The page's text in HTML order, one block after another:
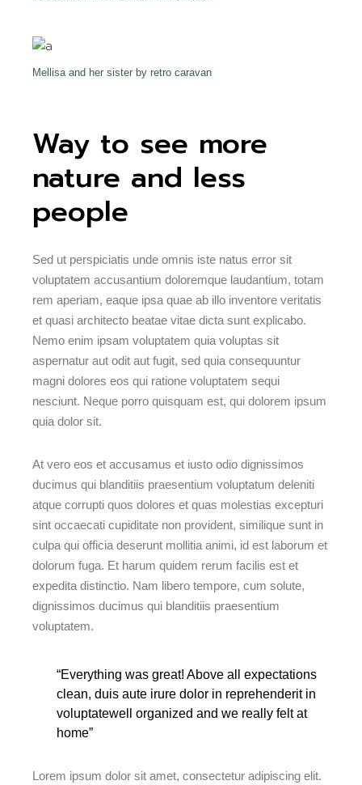
Mellisa and her sister by retro caravan
Way to see more
nature and less
people
Sed ut perspiciatis unde omnis iste natus error sit
voluptatem accusantium doloremque laudantium, totam
rem aperiam, eaque ipsa quae ab illo inventore veritatis
et quasi architecto beatae vitae dicta sunt explicabo.
Nemo enim ipsam voluptatem quia voluptas sit
aspernatur aut odit aut fugit, sed quia consequuntur
magni dolores eos qui ratione voluptatem sequi
nesciunt. Neque porro quisquam est, qui dolorem ipsum
quia dolor sit.
At vero eos et accusamus et iusto odio dignissimos
ducimus qui blanditiis praesentium voluptatum deleniti
atque corrupti quos dolores et quas molestias excepturi
sint occaecati cupiditate non provident, similique sunt in
culpa qui officia deserunt mollitia animi, id est laborum et
dolorum fuga. Et harum quidem rerum facilis est et
expedita distinctio. Nam libero tempore, cum solute,
dignissimos ducimus qui blanditiis praesentium
voluptatem.
“Everything was great! Above all expectations
clean, duis aute irure dolor in reprehenderit in
voluptatewell organized and we really felt at
home”
Lorem ipsum dolor sit amet, consectetur adipiscing elit.